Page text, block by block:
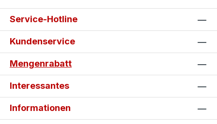
Service-Hotline
Kundenservice
Mengenrabatt
Interessantes
Informationen